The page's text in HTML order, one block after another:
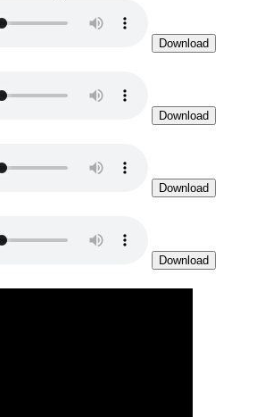
Download
Download
Download
Download